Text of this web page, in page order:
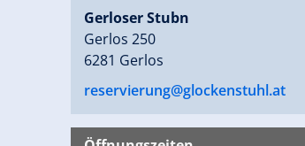
Gerloser Stubn
Gerlos 250
6281 Gerlos
reservierung@glockenstuhl.at